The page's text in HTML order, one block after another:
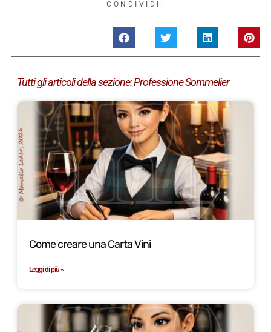
CONDIVIDI:
Tutti gli articoli della sezione:Professione Sommelier
Come creare una Carta Vini
Leggi di più »